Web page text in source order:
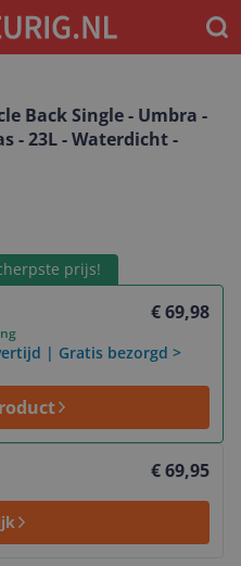
Back Single - Umbra -
- 23L - Waterdicht -
prijs!
€ 69,98
| Gratis bezorgd >
€ 69,95